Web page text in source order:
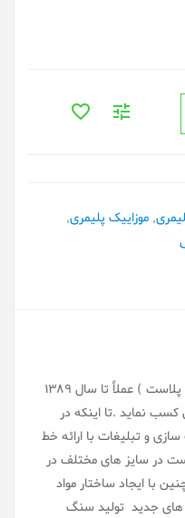
, موزاییک پلیمری,
این محصول ( سنگ مصنوعی سمنت پلاست ) عملاً تا سال ۱۳۸۹
کسب نماید .تا اینکه در
و تبلیغات با ارائه خط
در سایز های مختلف در
با ایجاد ساختار مواد
های جدید تولید سنگ